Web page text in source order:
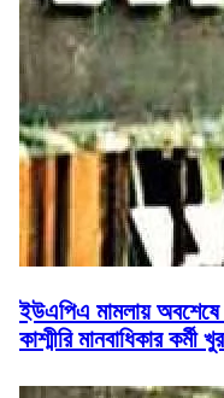
ইউএপিএ মামলায়
কাশ্মীরি মানবাধিকার কর্মী